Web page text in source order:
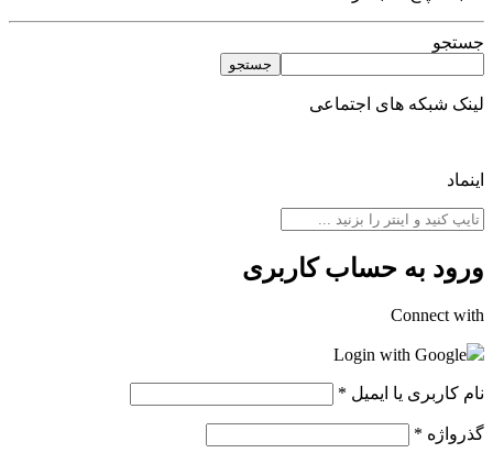
جستجو
جستجو
لینک شبکه های اجتماعی
اینماد
ورود به حساب کاربری
Connect with
Login with Google
نام کاربری یا ایمیل *
گذرواژه *